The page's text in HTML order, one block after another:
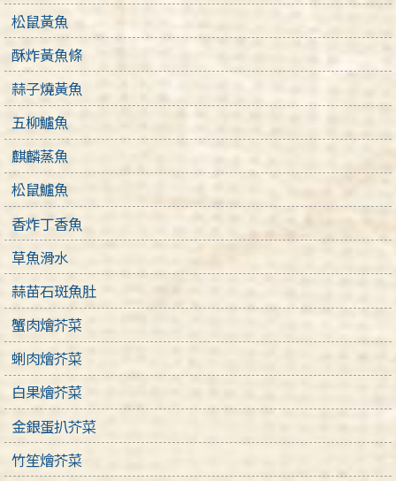
松鼠黃魚
酥炸黃魚條
蒜子燒黃魚
五柳鱸魚
麒麟蒸魚
松鼠鱸魚
香炸丁香魚
草魚滑水
蒜苗石斑魚肚
蟹肉燴芥菜
蜊肉燴芥菜
白果燴芥菜
金銀蛋扒芥菜
竹笙燴芥菜